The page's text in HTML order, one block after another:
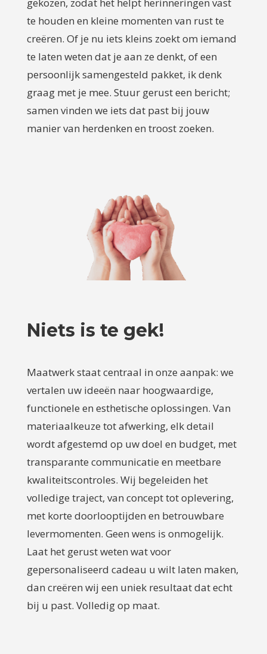
te houden en kleine momenten van rust te
creëren. Of je nu iets kleins zoekt om iemand
te laten weten dat je aan ze denkt, of een
persoonlijk samengesteld pakket, ik denk
graag met je mee. Stuur gerust een bericht;
samen vinden we iets dat past bij jouw
manier van herdenken en troost zoeken.
Niets is te gek!
Maatwerk staat centraal in onze aanpak: we
vertalen uw ideeën naar hoogwaardige,
functionele en esthetische oplossingen. Van
materiaalkeuze tot afwerking, elk detail
wordt afgestemd op uw doel en budget, met
transparante communicatie en meetbare
kwaliteitscontroles. Wij begeleiden het
volledige traject, van concept tot oplevering,
met korte doorlooptijden en betrouwbare
levermomenten. Geen wens is onmogelijk.
Laat het gerust weten wat voor
gepersonaliseerd cadeau u wilt laten maken,
dan creëren wij een uniek resultaat dat echt
bij u past. Volledig op maat.